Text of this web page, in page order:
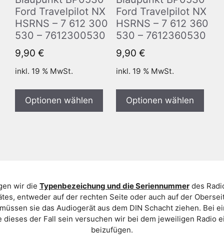
Ford Travelpilot NX
HSRNS – 7 612 300
530 – 7612300530
9,90 €
inkl. 19 % MwSt.
Optionen wählen
Ford Travelpilot NX
HSRNS – 7 612 360
530 – 7612360530
9,90 €
inkl. 19 % MwSt.
Optionen wählen
wir die Typenbezeichung und die Seriennummerdes
entweder auf der rechten Seite oder auch auf der
sie das Audiogerät aus dem DIN Schacht ziehen. Bei
der Fall sein versuchen wir bei dem jeweiligen Radio
beizufügen.